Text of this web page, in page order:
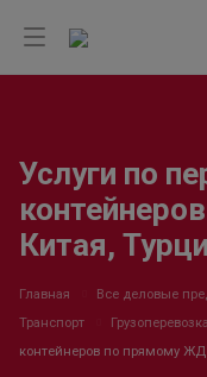
Услуги по
Китая,
Главная Все деловые
Транспорт
Грузоперевозка
контейнеров по прямому ЖД